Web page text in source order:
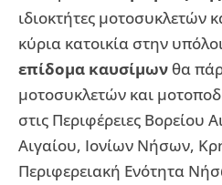
ιδιοκτήτες μοτοσυκλετών
κύρια κατοικία στην
επίδομα καυσίμων θα
μοτοσυκλετών και
στις Περιφέρειες Βορείου
Αιγαίου, Ιονίων Νήσων,
Περιφερειακή Ενότητα